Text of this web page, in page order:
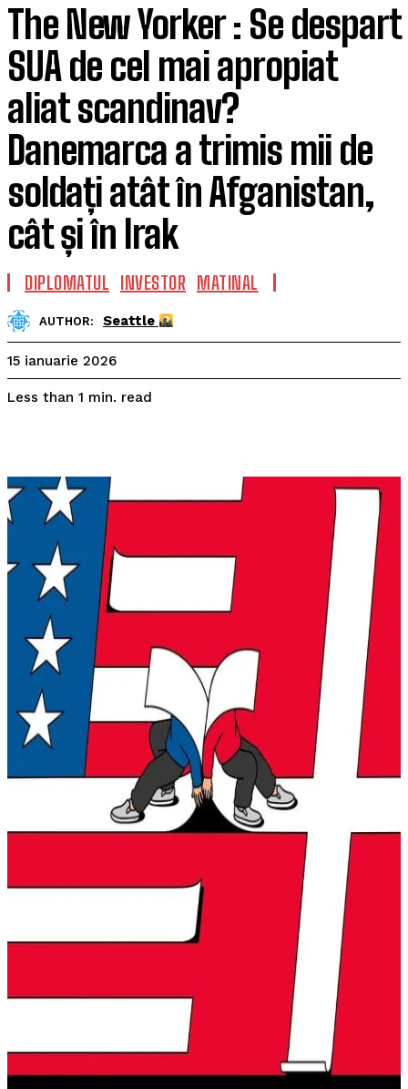
The New Yorker : Se despart
SUA de cel mai apropiat
aliat scandinav?
Danemarca a trimis mii de
soldați atât în ​​Afganistan,
cât și în Irak
DIPLOMATUL INVESTOR MATINAL
AUTHOR: Seattle
15 ianuarie 2026
Less than 1 min. read